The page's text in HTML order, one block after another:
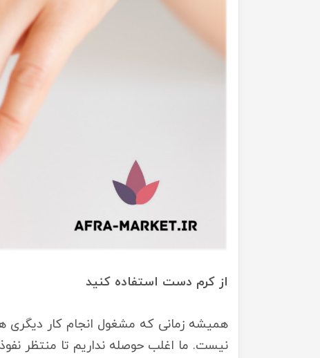
از کرم دست استفاده کنید
همیشه زمانی که مشغول انجام کار دیگری
نیست. ما اغلب حوصله نداریم تا منتظر نفوذ